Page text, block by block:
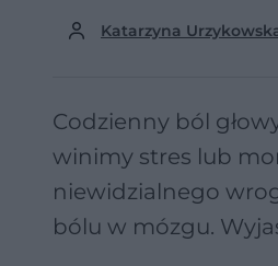
Katarzyna
Codzienny ból
winimy stres lub
niewidzialnego
bólu w mózgu.